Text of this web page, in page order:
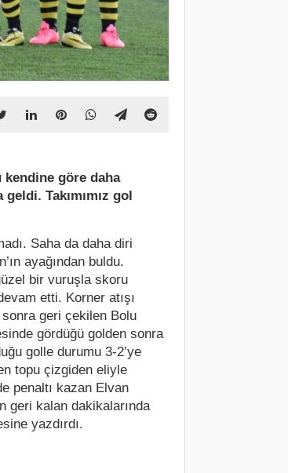
kendine göre daha
Takımımız gol
Saha da daha diri
ayağından buldu.
bir vuruşla skoru
etti. Korner atışı
geri çekilen Bolu
gördüğü golden sonra
golle durumu 3-2’ye
topu çizgiden eliyle
penaltı kazan Elvan
geri kalan dakikalarında
yazdırdı.